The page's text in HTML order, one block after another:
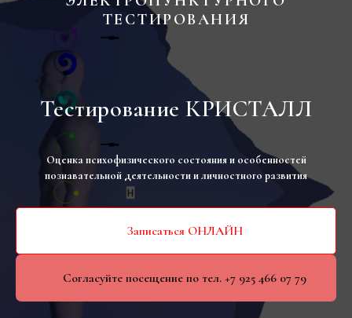
ТЕСТИРОВАНИЯ
Тестирование КРИСТАЛЛ
Оценка психофизического состояния и особенностей
познавательной деятельности и личностного развития
Записаться ОНЛАЙН
Согласуйте посещение по тел. +7 925 466 07 79